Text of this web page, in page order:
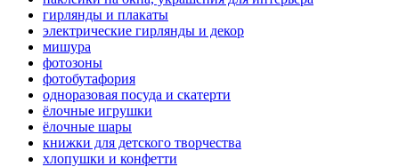
гирлянды и плакаты
электрические гирлянды и декор
мишура
фотозоны
фотобутафория
одноразовая посуда и скатерти
ёлочные игрушки
ёлочные шары
книжки для детского творчества
хлопушки и конфетти